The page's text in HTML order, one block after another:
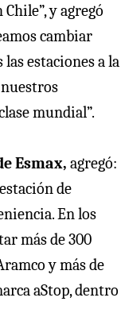
y agregó
cambiar
estaciones a la
mundial”.
Esmax, agregó:
de
En los
más de 300
y más de
aStop, dentro